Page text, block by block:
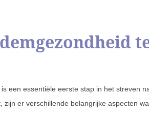
een essentiële eerste stap in het streven
er verschillende belangrijke aspecten